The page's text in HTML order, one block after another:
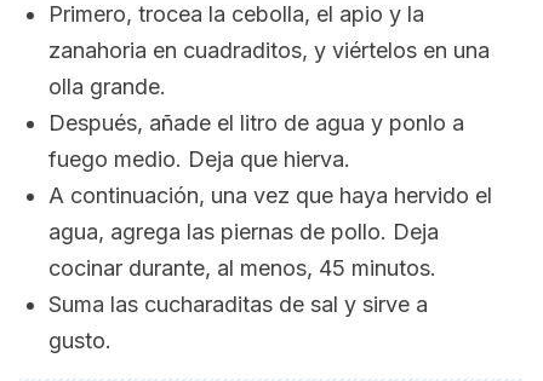
Primero, trocea la cebolla, el apio y la
zanahoria en cuadraditos, y viértelos en una
olla grande.
Después, añade el litro de agua y ponlo a
fuego medio. Deja que hierva.
A continuación, una vez que haya hervido el
agua, agrega las piernas de pollo. Deja
cocinar durante, al menos, 45 minutos.
Suma las cucharaditas de sal y sirve a
gusto.